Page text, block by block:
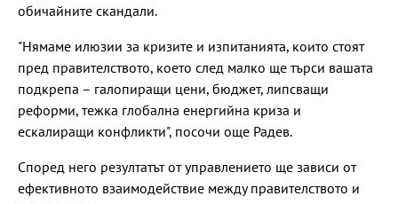
обичайните скандали.
"Нямаме илюзии за кризите и изпитанията, които стоят
пред правителството, което след малко ще търси вашата
подкрепа – галопиращи цени, бюджет, липсващи
реформи, тежка глобална енергийна криза и
ескалиращи конфликти", посочи още Радев.
Според него резултатът от управлението ще зависи от
ефективното взаимодействие между правителството и